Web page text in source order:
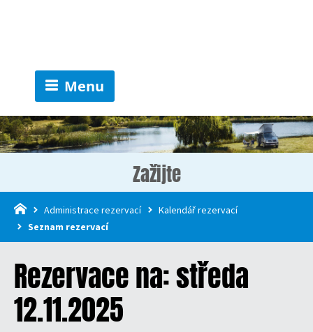
Menu
Zažijte
Administrace rezervací
Kalendář rezervací
Seznam rezervací
Rezervace na: středa
12.11.2025